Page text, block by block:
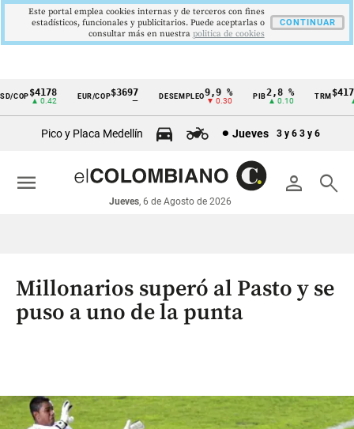
Cintillo
económicos
Colombia
$4178
▲ 0.42
EUR/COP$3697 DESEMPLEO 9,9 %
▼ 0.30
2,8 %
▲ 0.10
TRM
▲
Pico y Placa Medellín Jueves 3 y 6 3 y 6
person search
Jueves, 6 de Agosto de 2026
menu
Millonarios superó al Pasto y se
puso a uno de la punta
Este portal emplea cookies internas y de terceros con fines
estadísticos, funcionales y publicitarios. Puede aceptarlas o
consultar más en nuestra politica de cookies
CONTINUAR